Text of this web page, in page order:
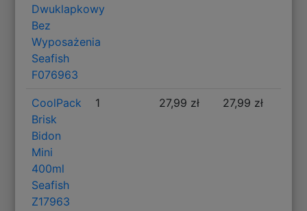
Dwuklapkowy
Bez
Wyposażenia
Seafish
F076963
CoolPack
Brisk
Bidon
Mini
400ml
Seafish
Z17963
1 27,99 zł 27,99 zł